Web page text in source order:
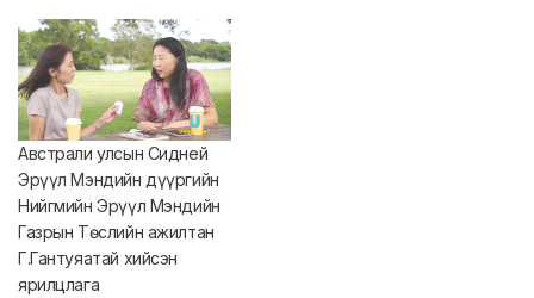
Австрали улсын Сидней
Эрүүл Мэндийн дүүргийн
Нийгмийн Эрүүл Мэндийн
Газрын Төслийн ажилтан
Г.Гантуяатай хийсэн
ярилцлага